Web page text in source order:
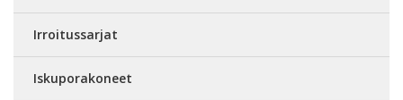
Irroitussarjat
Iskuporakoneet